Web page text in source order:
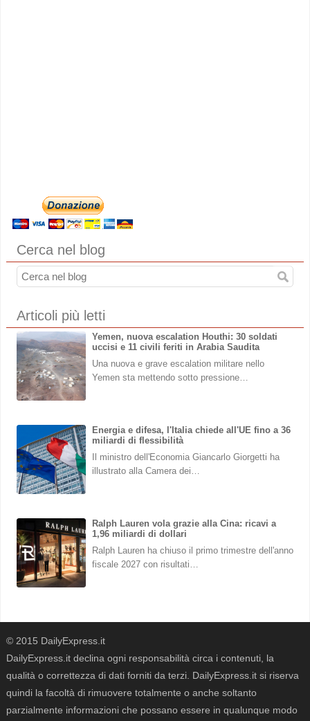
Cerca nel blog
Articoli più letti
Yemen, nuova escalation Houthi: 30 soldati
uccisi e 11 civili feriti in Arabia Saudita
Una nuova e grave escalation militare nello
Yemen sta mettendo sotto pressione…
Energia e difesa, l'Italia chiede all'UE fino a 36
miliardi di flessibilità
Il ministro dell'Economia Giancarlo Giorgetti ha
illustrato alla Camera dei…
Ralph Lauren vola grazie alla Cina: ricavi a
1,96 miliardi di dollari
Ralph Lauren ha chiuso il primo trimestre dell'anno
fiscale 2027 con risultati…
© 2015 DailyExpress.it
DailyExpress.it declina ogni responsabilità circa i contenuti, la
qualità o correttezza di dati forniti da terzi. DailyExpress.it si riserva
quindi la facoltà di rimuovere totalmente o anche soltanto
parzialmente informazioni che possano essere in qualunque modo